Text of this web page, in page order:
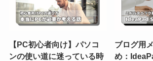
【PC初心者向け】パソコ
ンの使い道に迷っている時
ブログ用
め：